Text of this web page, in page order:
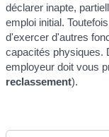
déclarer inapte,
emploi initial.
d'exercer d'autres
capacités physiques.
employeur doit vous
reclassement).